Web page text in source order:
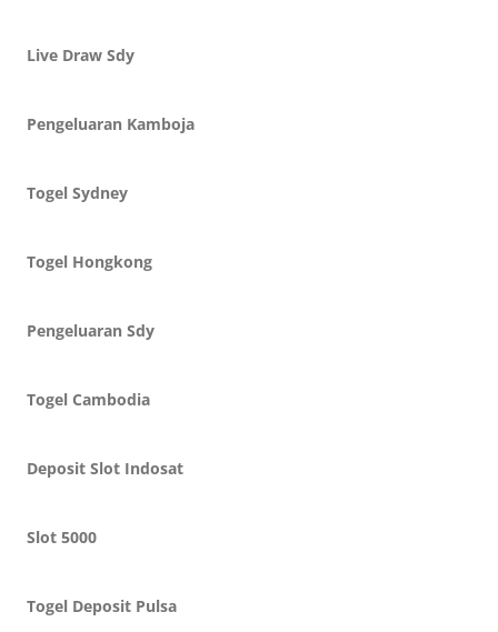
Live Draw Sdy
Pengeluaran Kamboja
Togel Sydney
Togel Hongkong
Pengeluaran Sdy
Togel Cambodia
Deposit Slot Indosat
Slot 5000
Togel Deposit Pulsa